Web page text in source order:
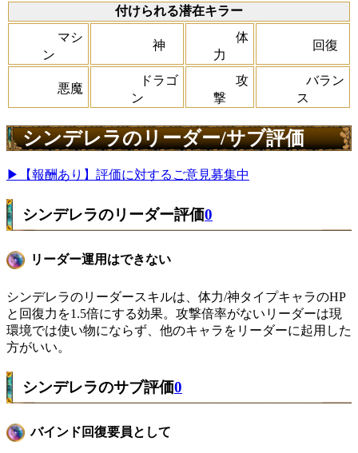
付けられる潜在キラー
マシ
ン
神
体
力
回復
悪魔
ドラゴ
ン
攻
撃
バラン
ス
シンデレラのリーダー/サブ評価
▶【報酬あり】評価に対するご意見募集中
シンデレラのリーダー評価0
リーダー運用はできない
シンデレラのリーダースキルは、体力/神タイプキャラのHP
と回復力を1.5倍にする効果。攻撃倍率がないリーダーは現
環境では使い物にならず、他のキャラをリーダーに起用した
方がいい。
シンデレラのサブ評価0
バインド回復要員として